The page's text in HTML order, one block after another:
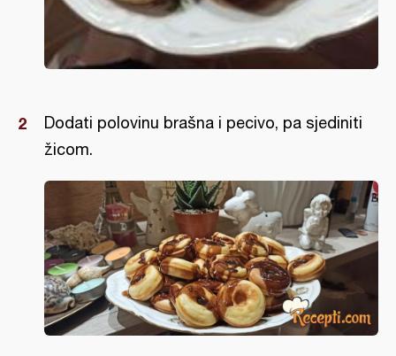
Dodati polovinu brašna i pecivo, pa sjediniti
žicom.